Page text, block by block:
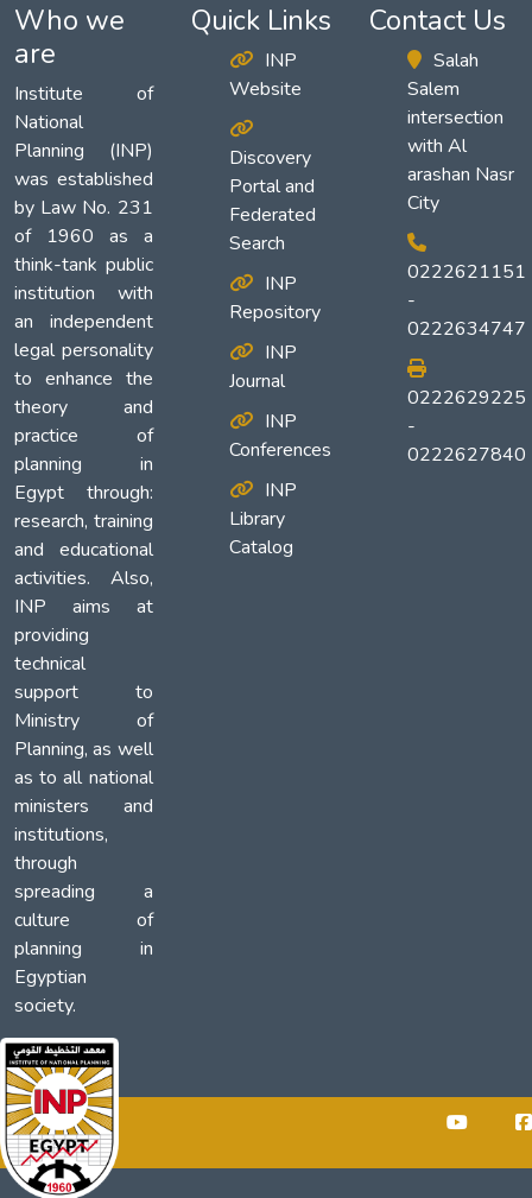
Who we
are
Institute of
National
Planning (INP)
was established
by Law No. 231
of 1960 as a
think-tank public
institution with
an independent
legal personality
to enhance the
theory and
practice of
planning in
Egypt through:
research, training
and educational
activities. Also,
INP aims at
providing
technical
support to
Ministry of
Planning, as well
as to all national
ministers and
institutions,
through
spreading a
culture of
planning in
Egyptian
society.
Quick Links
INP
Website
Discovery
Portal and
Federated
Search
INP
Repository
INP
Journal
INP
Conferences
INP
Library
Catalog
Contact Us
Salah
Salem
intersection
with Al
arashan Nasr
City
0222621151
-
0222634747
0222629225
-
0222627840